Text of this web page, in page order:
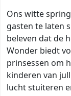
Ons witte
gasten te laten
beleven dat de
Wonder biedt
prinsessen om
kinderen van
lucht stuiteren